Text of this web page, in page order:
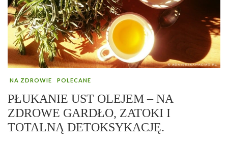
NA ZDROWIE POLECANE
PŁUKANIE UST OLEJEM – NA
ZDROWE GARDŁO, ZATOKI I
TOTALNĄ DETOKSYKACJĘ.